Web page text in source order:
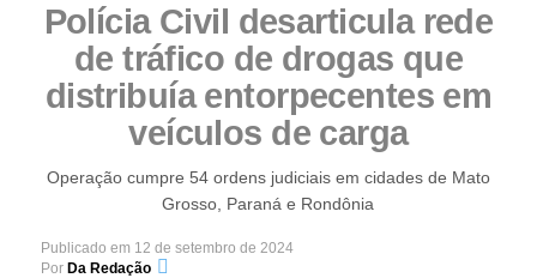
Polícia Civil desarticula rede
de tráfico de drogas que
distribuía entorpecentes em
veículos de carga
Operação cumpre 54 ordens judiciais em cidades de Mato
Grosso, Paraná e Rondônia
Publicado em 12 de setembro de 2024
Por Da Redação